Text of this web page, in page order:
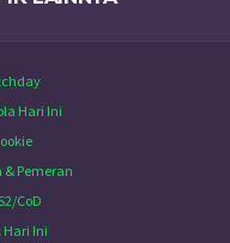
Hari Ini
& Pemeran
CoD
Ini